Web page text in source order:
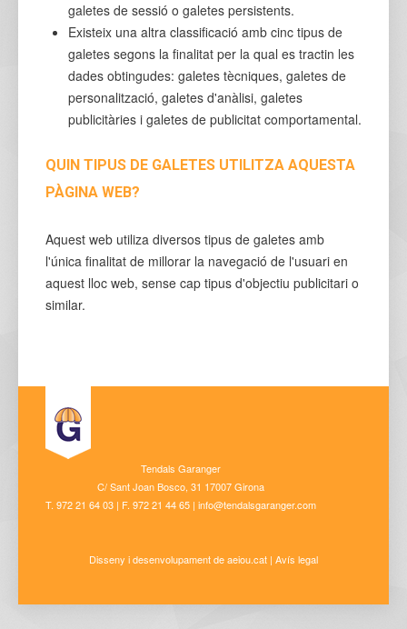
galetes de sessió o galetes persistents.
Existeix una altra classificació amb cinc tipus de
galetes segons la finalitat per la qual es tractin les
dades obtingudes: galetes tècniques, galetes de
personalització, galetes d'anàlisi, galetes
publicitàries i galetes de publicitat comportamental.
QUIN TIPUS DE GALETES UTILITZA AQUESTA
PÀGINA WEB?
Aquest web utiliza diversos tipus de galetes amb
l'única finalitat de millorar la navegació de l'usuari en
aquest lloc web, sense cap tipus d'objectiu publicitari o
similar.
Tendals Garanger
C/ Sant Joan Bosco, 31 17007 Girona
T. 972 21 64 03 | F. 972 21 44 65 | info@tendalsgaranger.com
Disseny i desenvolupament deaeiou.cat | Avís legal